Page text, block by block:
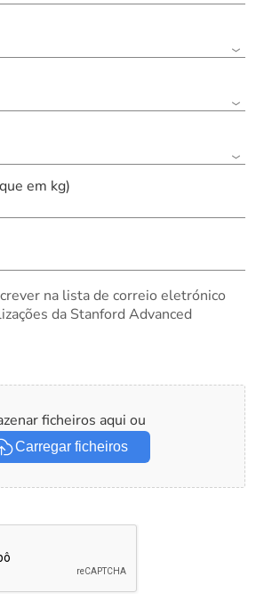
em kg)
na lista de correio eletrónico
da Stanford Advanced
ficheiros aqui ou
Carregar ficheiros